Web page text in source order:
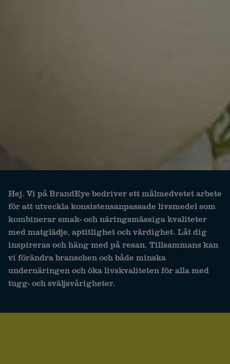
Hej. Vi på BrandEye bedriver ett målmedvetet arbete
för att utveckla konsistensanpassade livsmedel som
kombinerar smak- och näringsmässiga kvaliteter
med matglädje, aptitlighet och värdighet. Låt dig
inspireras och häng med på resan. Tillsammans kan
vi förändra branschen och både minska
undernäringen och öka livskvaliteten för alla med
tugg- och sväljsvårigheter.